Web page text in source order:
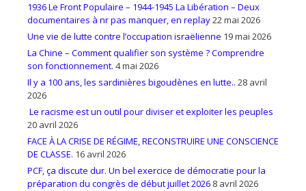
1936 Le Front Populaire – 1944-1945 La Libération – Deux
documentaires à nr pas manquer, en replay22 mai 2026
Une vie de lutte contre l’occupation israëlienne 19 mai 2026
La Chine – Comment qualifier son système ? Comprendre
son fonctionnement. 4 mai 2026
Il y a 100 ans, les sardinières bigoudènes en lutte.. 28 avril
2026
Le racisme est un outil pour diviser et exploiter les peuples
20 avril 2026
FACE À LA CRISE DE RÉGIME, RECONSTRUIRE UNE CONSCIENCE
DE CLASSE. 16 avril 2026
PCF, ça discute dur. Un bel exercice de démocratie pour la
préparation du congrès de début juillet 2026 8 avril 2026